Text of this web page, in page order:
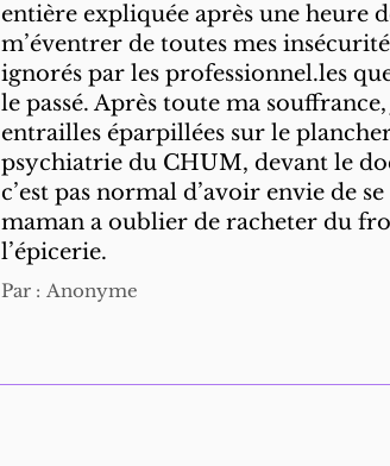
entière expliquée après une heure
m’éventrer de toutes mes
ignorés par les professionnel.les
le passé. Après toute ma souffrance,
entrailles éparpillées sur le
psychiatrie du CHUM, devant le
c’est pas normal d’avoir envie de
maman a oublier de racheter du
l’épicerie.
Par : Anonyme